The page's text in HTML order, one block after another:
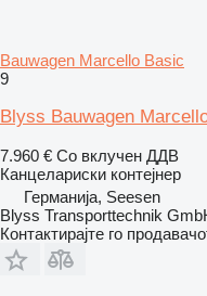
Bauwagen Marcello Basic
9
Blyss Bauwagen
7.960 € Со вклучен ДДВ
Канцелариски контејнер
Германија, Seesen
Blyss Transporttechnik
Контактирајте го